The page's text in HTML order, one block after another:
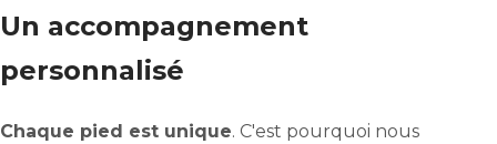
Un accompagnement
personnalisé
Chaque pied est unique. C'est pourquoi nous